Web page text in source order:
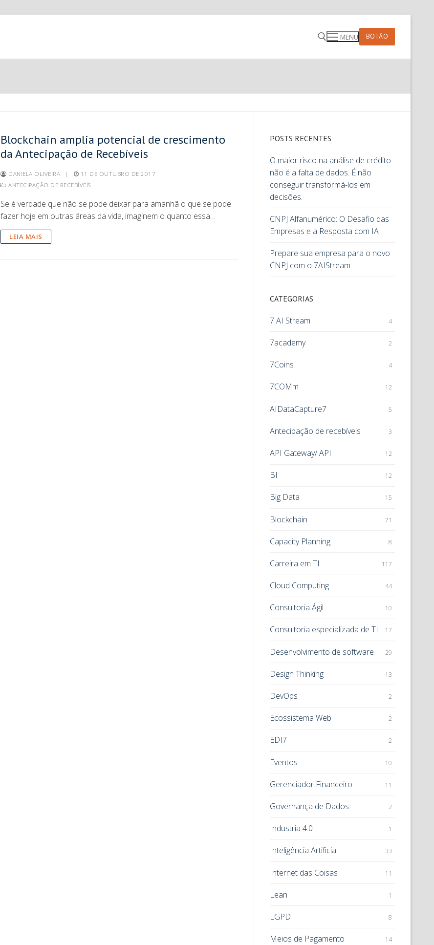
MENU BOTÃO
Blockchain amplia potencial de crescimento
da Antecipação de Recebíveis
DANIELA OLIVEIRA | 11 DE OUTUBRO DE 2017
|
ANTECIPAÇÃO DE RECEBÍVEIS
Se é verdade que não se pode deixar para amanhã o que se pode
fazer hoje em outras áreas da vida, imaginem o quanto essa…
LEIA MAIS
POSTS RECENTES
O maior risco na análise de crédito
não é a falta de dados. É não
conseguir transformá-los em
decisões.
CNPJ Alfanumérico: O Desafio das
Empresas e a Resposta com IA
Prepare sua empresa para o novo
CNPJ com o 7AIStream
CATEGORIAS
7 AI Stream 4
7academy 2
7Coins 4
7COMm 12
AIDataCapture7 5
Antecipação de recebíveis 3
API Gateway/ API 12
BI 12
Big Data 15
Blockchain 71
Capacity Planning 8
Carreira em TI 117
Cloud Computing 44
Consultoria Ágil 10
Consultoria especializada de TI 17
Desenvolvimento de software 29
Design Thinking 13
DevOps 2
Ecossistema Web 2
EDI7 2
Eventos 10
Gerenciador Financeiro 11
Governança de Dados 2
Industria 4.0 1
Inteligência Artificial 33
Internet das Coisas 11
Lean 1
LGPD 8
Meios de Pagamento 14